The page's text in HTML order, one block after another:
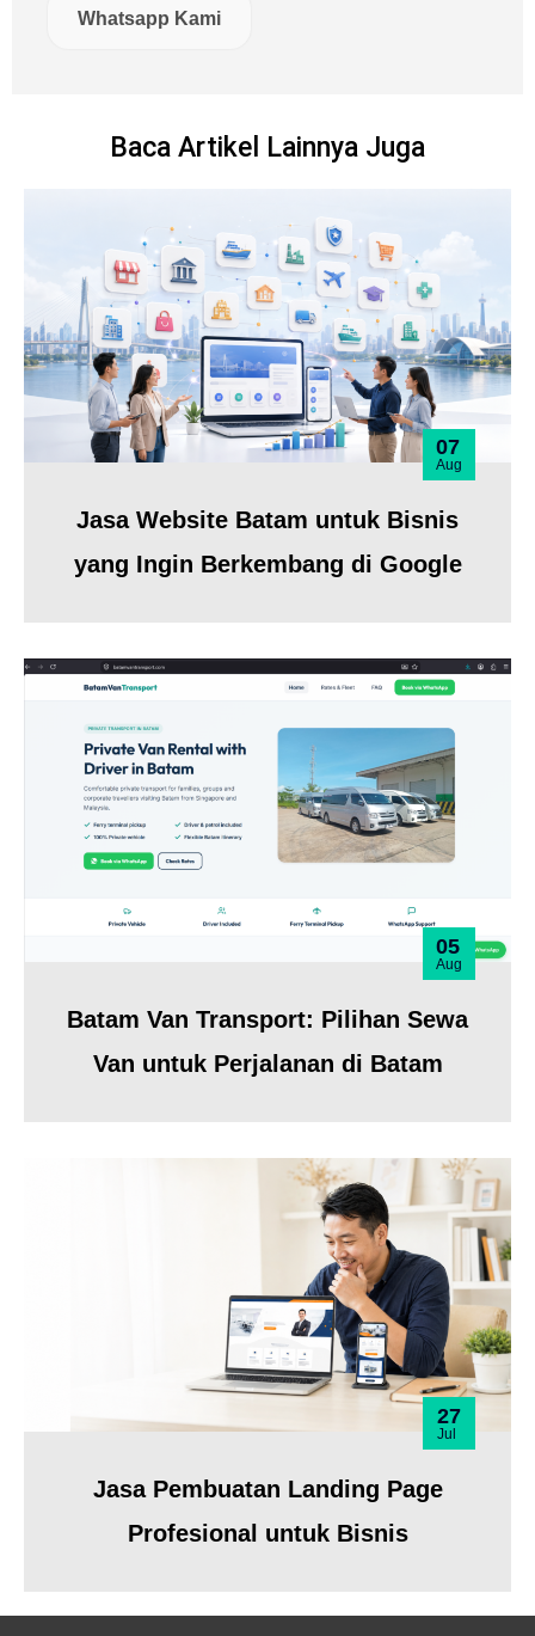
Whatsapp Kami
Baca Artikel Lainnya Juga
07
Aug
Jasa Website Batam untuk Bisnis
yang Ingin Berkembang di Google
05
Aug
Batam Van Transport: Pilihan Sewa
Van untuk Perjalanan di Batam
27
Jul
Jasa Pembuatan Landing Page
Profesional untuk Bisnis